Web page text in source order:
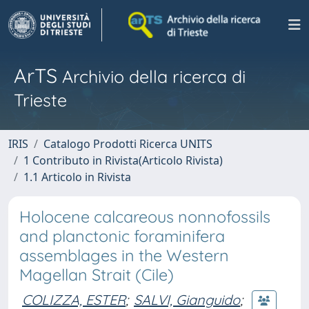
ArTS Archivio della ricerca di
Trieste
IRIS
Catalogo Prodotti Ricerca UNITS
1 Contributo in Rivista(Articolo Rivista)
1.1 Articolo in Rivista
Holocene calcareous nonnofossils
and planctonic foraminifera
assemblages in the Western
Magellan Strait (Cile)
COLIZZA, ESTER; SALVI, Gianguido;